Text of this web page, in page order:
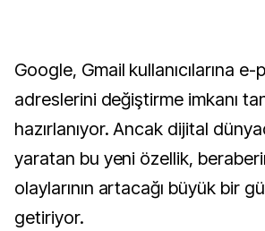
Google, Gmail kullanıcılarına e-posta
adreslerini değiştirme imkanı
hazırlanıyor. Ancak dijital
yaratan bu yeni özellik,
olaylarının artacağı büyük bir
getiriyor.